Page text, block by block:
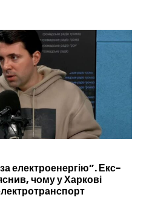
електроенергію”. Екс-
чому у Харкові